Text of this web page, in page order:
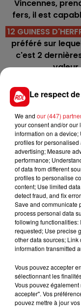
Vincennes,
fers, il est
12 GUINESS
préféré sur
c'est 2
nus, mais va
En
FILS
15 juillet 2026
Le respect
We and our (447)
your consent and/or our
information on a
profiles for
advertising; Measure
performance;
of data from different
profiles to personalise
content; Use limited
detect fraud, and fix
Save and communicate
process personal data
following functionalities:
requested; Use precise
other data sources;
information transmitted
Vous pouvez accepter
sélectionnant les
Vous pouvez
accepter". Vos
pouvez mettre à jour